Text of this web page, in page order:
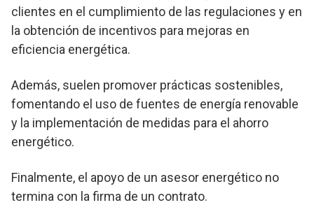
clientes en el cumplimiento de las regulaciones y en
la obtención de incentivos para mejoras en
eficiencia energética.
Además, suelen promover prácticas sostenibles,
fomentando el uso de fuentes de energía renovable
y la implementación de medidas para el ahorro
energético.
Finalmente, el apoyo de un asesor energético no
termina con la firma de un contrato.